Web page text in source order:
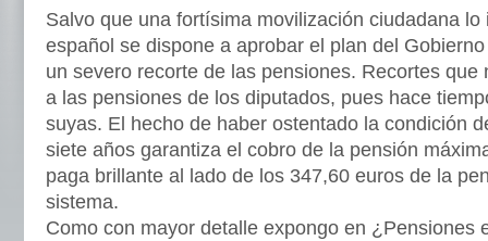
Salvo que una fortísima movilización ciudadana
español se dispone a aprobar el plan del
un severo recorte de las pensiones. Recortes que
a las pensiones de los diputados, pues hace
suyas. El hecho de haber ostentado la condición
siete años garantiza el cobro de la pensión
paga brillante al lado de los 347,60 euros de la
sistema.
Como con mayor detalle expongo en ¿Pensiones